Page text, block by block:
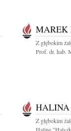
MAREK
Z głębokim
Prof. dr. hab.
HALINA
Z głębokim